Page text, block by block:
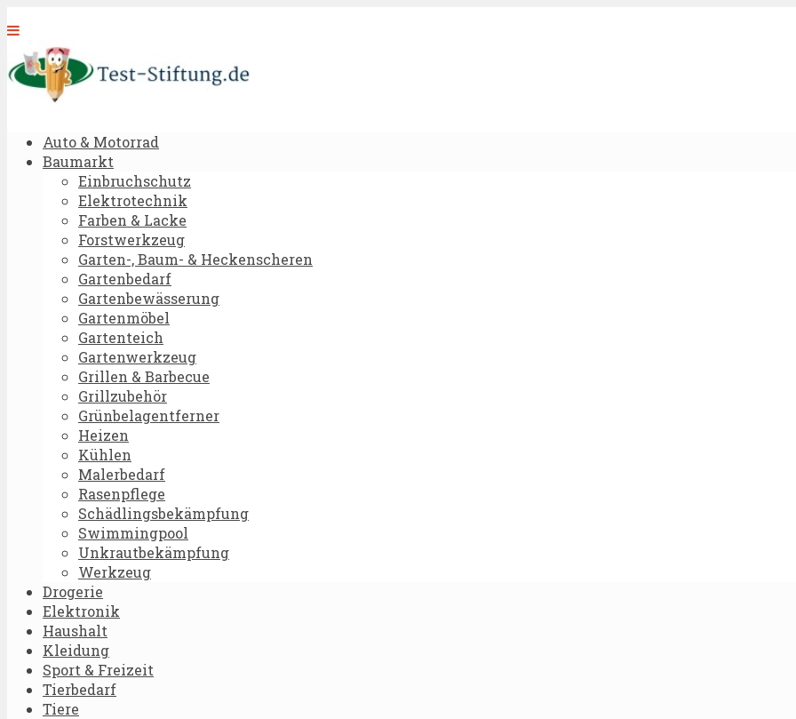
Auto & Motorrad
Baumarkt
Einbruchschutz
Elektrotechnik
Farben & Lacke
Forstwerkzeug
Garten-, Baum- & Heckenscheren
Gartenbedarf
Gartenbewässerung
Gartenmöbel
Gartenteich
Gartenwerkzeug
Grillen & Barbecue
Grillzubehör
Grünbelagentferner
Heizen
Kühlen
Malerbedarf
Rasenpflege
Schädlingsbekämpfung
Swimmingpool
Unkrautbekämpfung
Werkzeug
Drogerie
Elektronik
Haushalt
Kleidung
Sport & Freizeit
Tierbedarf
Tiere